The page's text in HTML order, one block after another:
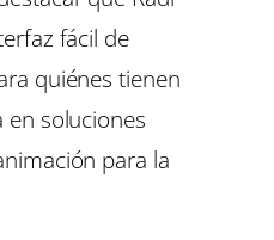
fácil de
quiénes tienen
en soluciones
para la